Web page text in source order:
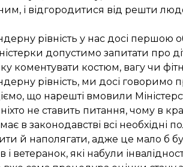
і відгородитися від решти
рівність у нас досі першою
допустимо запитати про
коментувати костюм, вагу чи
рівність, ми досі говоримо
що нарешті вмовили
не ставить питання, чому в
в законодавстві всі
й наполягати, адже це мало б
ветеранок, які набули